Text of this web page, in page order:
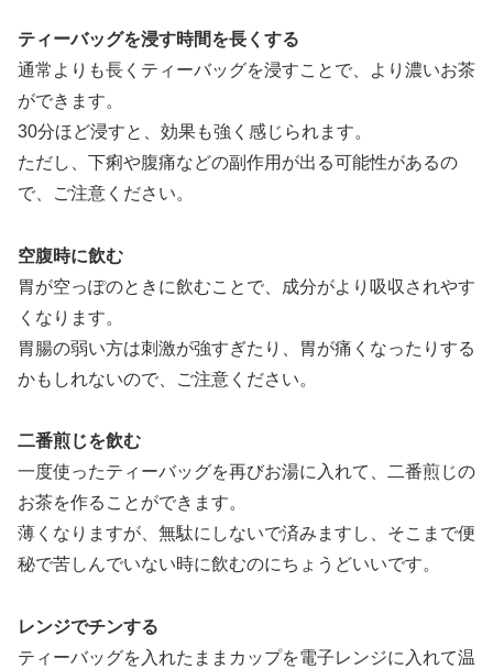
ティーバッグを浸す時間を長くする
通常よりも長くティーバッグを浸すことで、より濃いお茶
ができます。
30分ほど浸すと、効果も強く感じられます。
ただし、下痢や腹痛などの副作用が出る可能性があるの
で、ご注意ください。
空腹時に飲む
胃が空っぽのときに飲むことで、成分がより吸収されやす
くなります。
胃腸の弱い方は刺激が強すぎたり、胃が痛くなったりする
かもしれないので、ご注意ください。
二番煎じを飲む
一度使ったティーバッグを再びお湯に入れて、二番煎じの
お茶を作ることができます。
薄くなりますが、無駄にしないで済みますし、そこまで便
秘で苦しんでいない時に飲むのにちょうどいいです。
レンジでチンする
ティーバッグを入れたままカップを電子レンジに入れて温